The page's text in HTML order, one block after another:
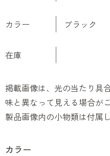
カラー ブラック
在庫
カラー
掲載画像は、光の当たり具
味と異なって見える場合が
製品画像内の小物類は付属